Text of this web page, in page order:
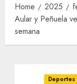
Home 2025
Aular y Peñuela
semana
Deportes